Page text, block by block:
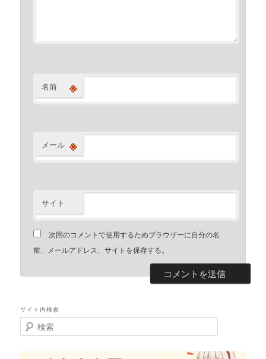
名前 ※
メール ※
サイト
次回のコメントで使用するためブラウザーに自分の名
前、メールアドレス、サイトを保存する。
サイト内検索
検
索